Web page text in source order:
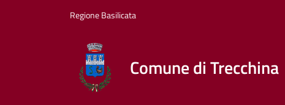
Regione Basilicata
Comune di Trecchina